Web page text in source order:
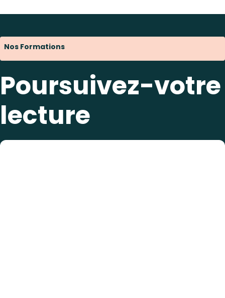
Nos Formations
Poursuivez-votre
lecture